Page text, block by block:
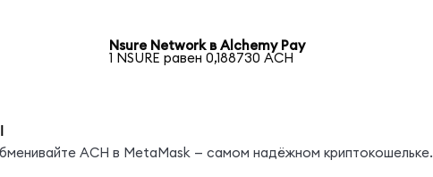
Nsure Network в Alchemy Pay
1 NSURE равен 0,188730 ACH
ACH в MetaMask — самом надёжном криптокошельке.